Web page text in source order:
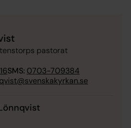
pastorat
SMS: 0703-709384